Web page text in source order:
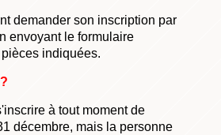
demander son inscription par
envoyant le formulaire
indiquées.
à tout moment de
décembre, mais la personne